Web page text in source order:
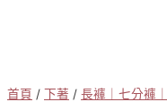
首頁 / 下著 / 長褲｜七分褲